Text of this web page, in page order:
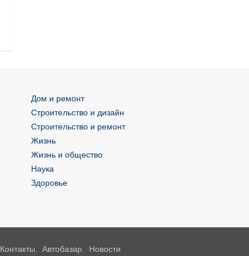
Дом и ремонт
Строительство и дизайн
Строительство и ремонт
Жизнь
Жизнь и общество
Наука
Здоровье
Контакты Автобазар Новости